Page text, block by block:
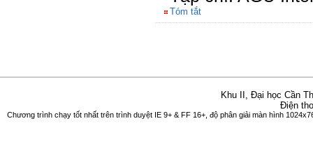
Tóm tắt
Khu II, Đại học Cần
Điện
Chương trình chạy tốt nhất trên trình duyệt IE 9+ & FF 16+, độ phân giải màn hình